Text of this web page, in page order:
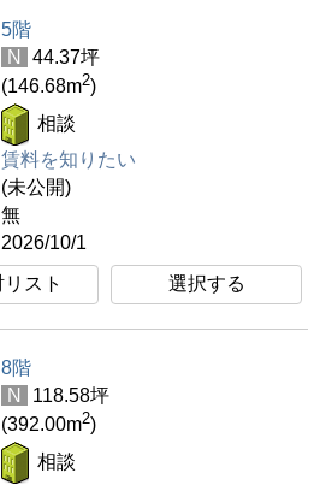
5階
N 44.37坪
(146.68m2)
相談
賃料を知りたい
(未公開)
無
2026/10/1
スト
選択する
8階
N 118.58坪
(392.00m2)
相談